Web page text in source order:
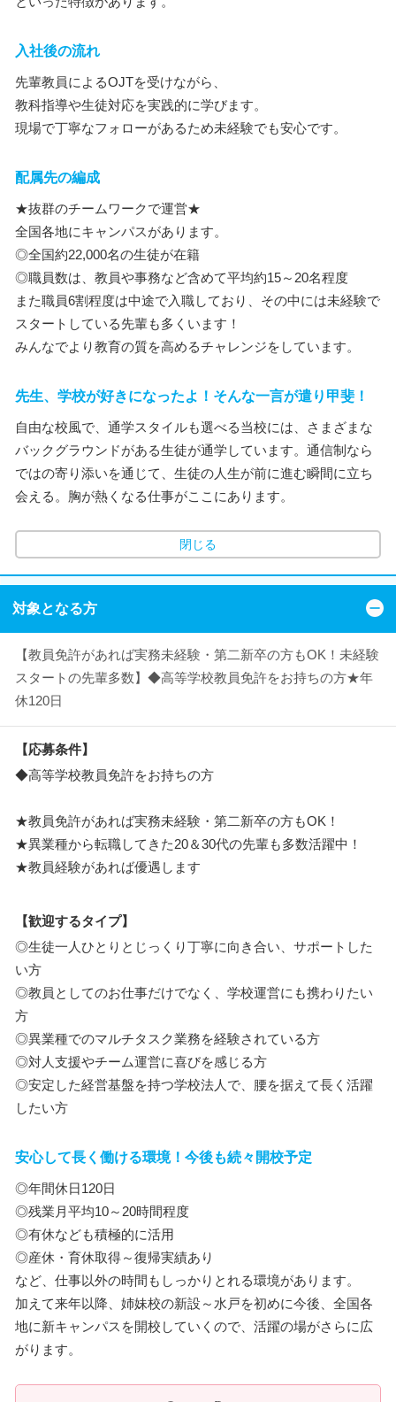
入社後の流れ
先輩教員によるOJTを受けながら、
教科指導や生徒対応を実践的に学びます。
現場で丁寧なフォローがあるため未経験でも安心です。
配属先の編成
★抜群のチームワークで運営★
全国各地にキャンパスがあります。
◎全国約22,000名の生徒が在籍
◎職員数は、教員や事務など含めて平均約15～20名程度
また職員6割程度は中途で入職しており、その中には未経験で
スタートしている先輩も多くいます！
みんなでより教育の質を高めるチャレンジをしています。
先生、学校が好きになったよ！そんな一言が遣り甲斐！
自由な校風で、通学スタイルも選べる当校には、さまざまな
バックグラウンドがある生徒が通学しています。通信制なら
ではの寄り添いを通じて、生徒の人生が前に進む瞬間に立ち
会える。胸が熱くなる仕事がここにあります。
閉じる
対象となる方
【教員免許があれば実務未経験・第二新卒の方もOK！未経験
スタートの先輩多数】◆高等学校教員免許をお持ちの方★年
休120日
【応募条件】
◆高等学校教員免許をお持ちの方
★教員免許があれば実務未経験・第二新卒の方もOK！
★異業種から転職してきた20＆30代の先輩も多数活躍中！
★教員経験があれば優遇します
【歓迎するタイプ】
◎生徒一人ひとりとじっくり丁寧に向き合い、サポートした
い方
◎教員としてのお仕事だけでなく、学校運営にも携わりたい
方
◎異業種でのマルチタスク業務を経験されている方
◎対人支援やチーム運営に喜びを感じる方
◎安定した経営基盤を持つ学校法人で、腰を据えて長く活躍
したい方
安心して長く働ける環境！今後も続々開校予定
◎年間休日120日
◎残業月平均10～20時間程度
◎有休なども積極的に活用
◎産休・育休取得～復帰実績あり
など、仕事以外の時間もしっかりとれる環境があります。
加えて来年以降、姉妹校の新設～水戸を初めに今後、全国各
地に新キャンパスを開校していくので、活躍の場がさらに広
がります。